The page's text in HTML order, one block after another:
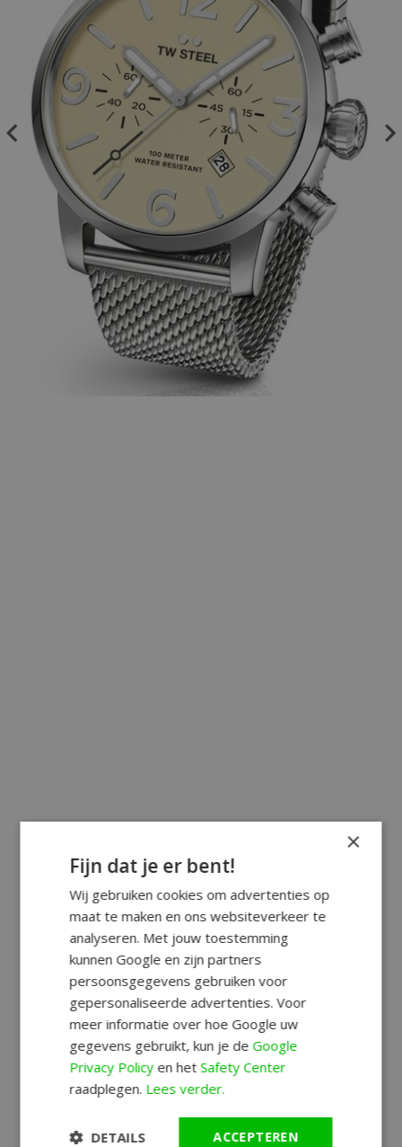
×
Fijn dat je er bent!
Wij gebruiken cookies om advertenties op
maat te maken en ons websiteverkeer te
analyseren. Met jouw toestemming
kunnen Google en zijn partners
persoonsgegevens gebruiken voor
gepersonaliseerde advertenties. Voor
meer informatie over hoe Google uw
gegevens gebruikt, kun je deGoogle
Privacy Policyen hetSafety Center
raadplegen. Lees verder.
ACCEPTEREN
DETAILS